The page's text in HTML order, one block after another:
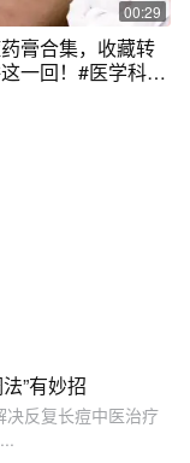
00:29
膏合集，收藏转
一回！#医学科普
”有妙招
决反复长痘中医治疗